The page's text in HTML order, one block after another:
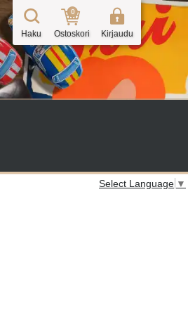
Haku
0
Ostoskori Kirjaudu
Select Language ▼